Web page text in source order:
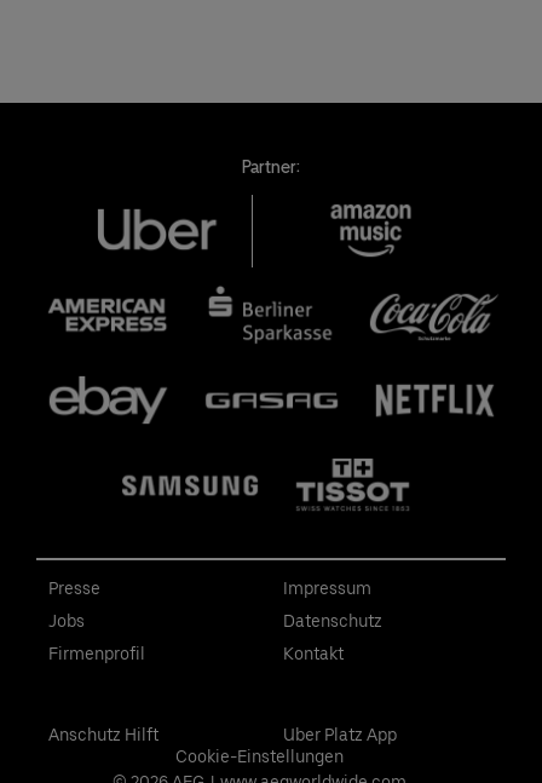
Partner:
Presse
Jobs
Firmenprofil
Impressum
Datenschutz
Kontakt
Anschutz Hilft
Uber Platz App
Cookie-Einstellungen